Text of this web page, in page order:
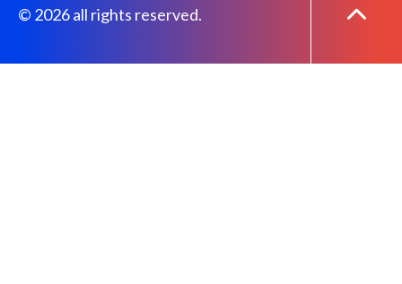
© 2026 all rights reserved.